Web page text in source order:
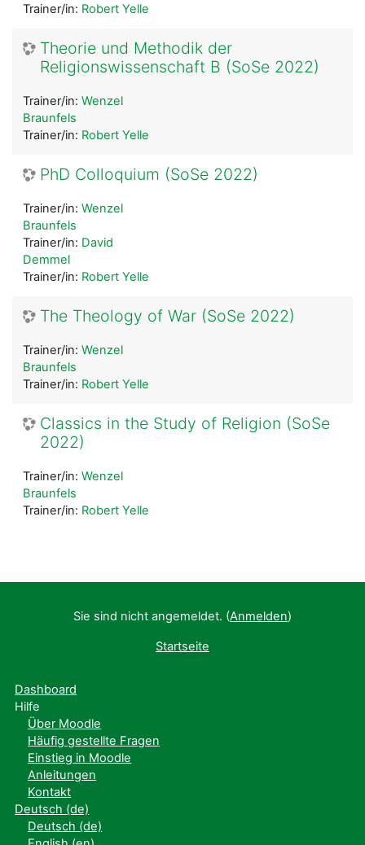
Trainer/in: Robert Yelle
Theorie und Methodik der
Religionswissenschaft B (SoSe 2022)
Trainer/in: Wenzel
Braunfels
Trainer/in: Robert Yelle
PhD Colloquium (SoSe 2022)
Trainer/in: Wenzel
Braunfels
Trainer/in: David
Demmel
Trainer/in: Robert Yelle
The Theology of War (SoSe 2022)
Trainer/in: Wenzel
Braunfels
Trainer/in: Robert Yelle
Classics in the Study of Religion (SoSe
2022)
Trainer/in: Wenzel
Braunfels
Trainer/in: Robert Yelle
Sie sind nicht angemeldet. (Anmelden)
Startseite
Dashboard
Hilfe
Über Moodle
Häufig gestellte Fragen
Einstieg in Moodle
Anleitungen
Kontakt
Deutsch ‎(de)‎
Deutsch ‎(de)‎